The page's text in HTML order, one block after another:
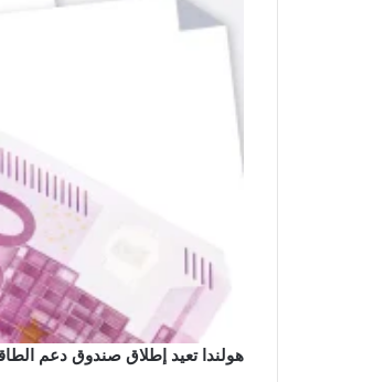
هولندا تعيد إطلاق صندوق دعم الطاقة قبل